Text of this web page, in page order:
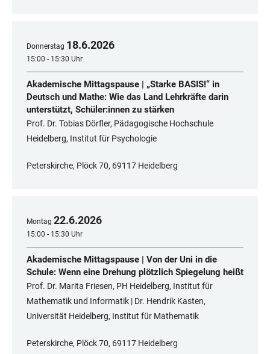
Donnerstag 18.6.2026
15:00 - 15:30 Uhr
Akademische Mittagspause | „Starke BASIS!“ in
Deutsch und Mathe: Wie das Land Lehrkräfte darin
unterstützt, Schüler:innen zu stärken
Prof. Dr. Tobias Dörfler, Pädagogische Hochschule
Heidelberg, Institut für Psychologie
Peterskirche, Plöck 70, 69117 Heidelberg
Montag 22.6.2026
15:00 - 15:30 Uhr
Akademische Mittagspause | Von der Uni in die
Schule: Wenn eine Drehung plötzlich Spiegelung heißt
Prof. Dr. Marita Friesen, PH Heidelberg, Institut für
Mathematik und Informatik | Dr. Hendrik Kasten,
Universität Heidelberg, Institut für Mathematik
Peterskirche, Plöck 70, 69117 Heidelberg